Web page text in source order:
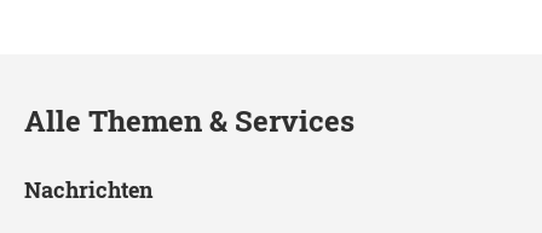
Alle Themen & Services
Nachrichten